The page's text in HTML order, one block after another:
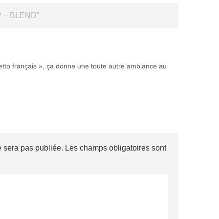
– BLEND”
français », ça donne une toute autre ambiance au
sera pas publiée. Les champs obligatoires sont